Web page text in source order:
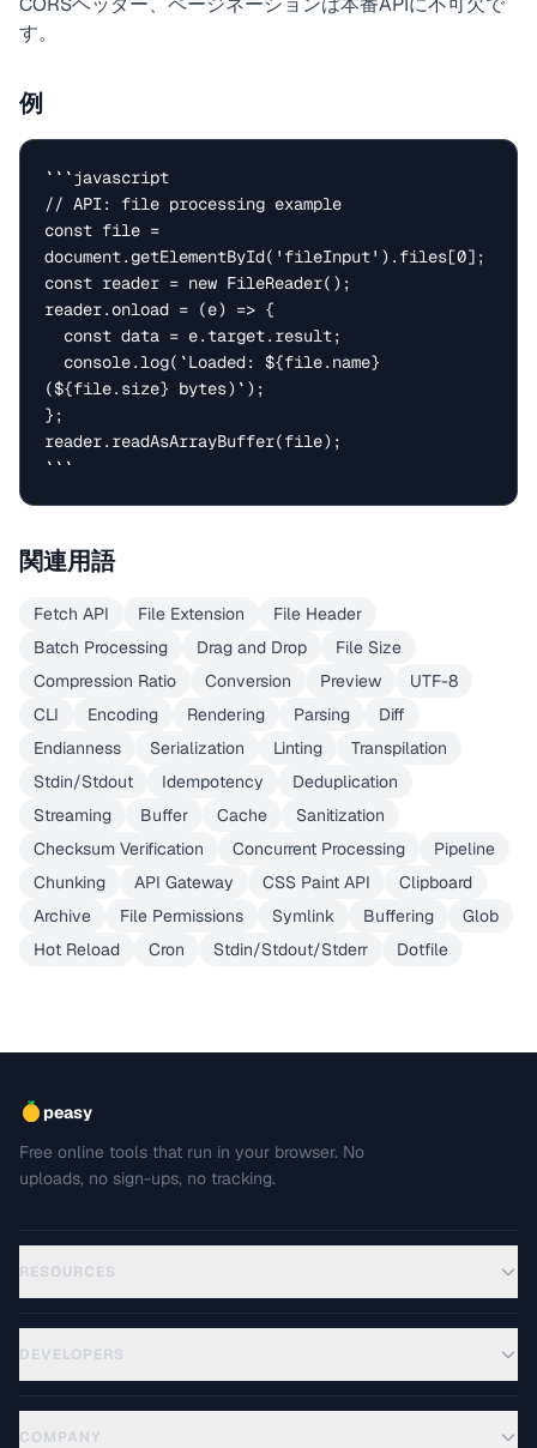
す。
例
```javascript
// API: file processing example
const file =
document.getElementById('fileInput').files[0];
const reader = new FileReader();
reader.onload = (e) => {
(${file.size} bytes)`);
};
reader.readAsArrayBuffer(file);
```
関連用語
Fetch API File Extension
File Header
Batch Processing
Drag and Drop
File Size
Compression Ratio
Conversion Preview
UTF-8
CLI
Encoding Rendering Parsing
Diff
Endianness
Serialization Linting
Transpilation
Stdin/Stdout
Idempotency
Deduplication
Streaming
Buffer Cache
Sanitization
Checksum Verification
Concurrent Processing
Pipeline
Chunking
API Gateway CSS Paint API
Clipboard
Archive
File Permissions Symlink Buffering
Glob
Hot Reload
Cron Stdin/Stdout/Stderr Dotfile
peasy
Free online tools that run in your browser. No
uploads, no sign-ups, no tracking.
RESOURCES
DEVELOPERS
COMPANY